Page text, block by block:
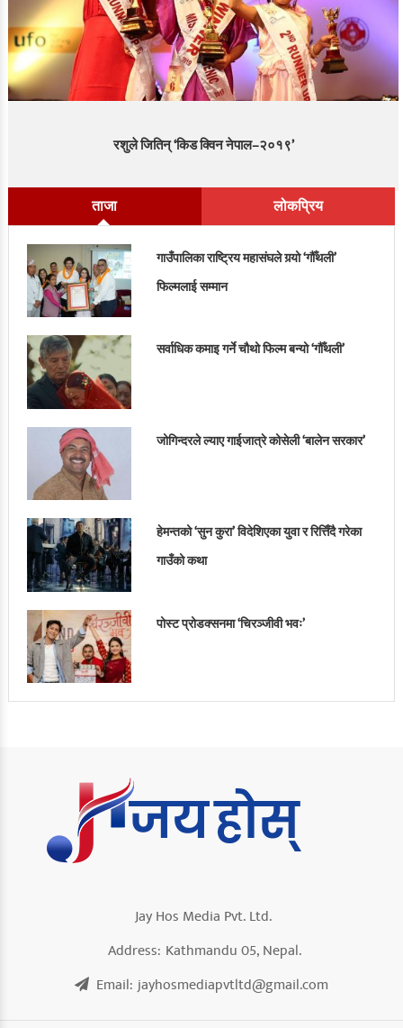
रशुले जितिन् ‘किड क्विन नेपाल–२०१९’
ताजा लोकप्रिय
गाउँपालिका राष्ट्रिय महासंघले गर्‍यो ‘गौँथली’
फिल्मलाई सम्मान
सर्वाधिक कमाइ गर्ने चौथो फिल्म बन्यो ‘गौँथली’
जोगिन्दरले ल्याए गाईजात्रे कोसेली ‘बालेन सरकार’
हेमन्तको ‘सुन कुरा’ विदेशिएका युवा र रित्तिँदै गरेका
गाउँको कथा
पोस्ट प्रोडक्सनमा ‘चिरञ्जीवी भवः’
Jay Hos Media Pvt. Ltd.
Address: Kathmandu 05, Nepal.
Email: jayhosmediapvtltd@gmail.com